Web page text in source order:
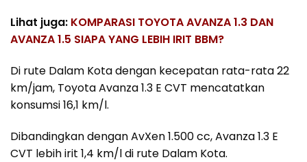
Lihat juga: KOMPARASI TOYOTA AVANZA 1.3 DAN
AVANZA 1.5 SIAPA YANG LEBIH IRIT BBM?
Di rute Dalam Kota dengan kecepatan rata-rata 22
km/jam, Toyota Avanza 1.3 E CVT mencatatkan
konsumsi 16,1 km/l.
Dibandingkan dengan AvXen 1.500 cc, Avanza 1.3 E
CVT lebih irit 1,4 km/l di rute Dalam Kota.